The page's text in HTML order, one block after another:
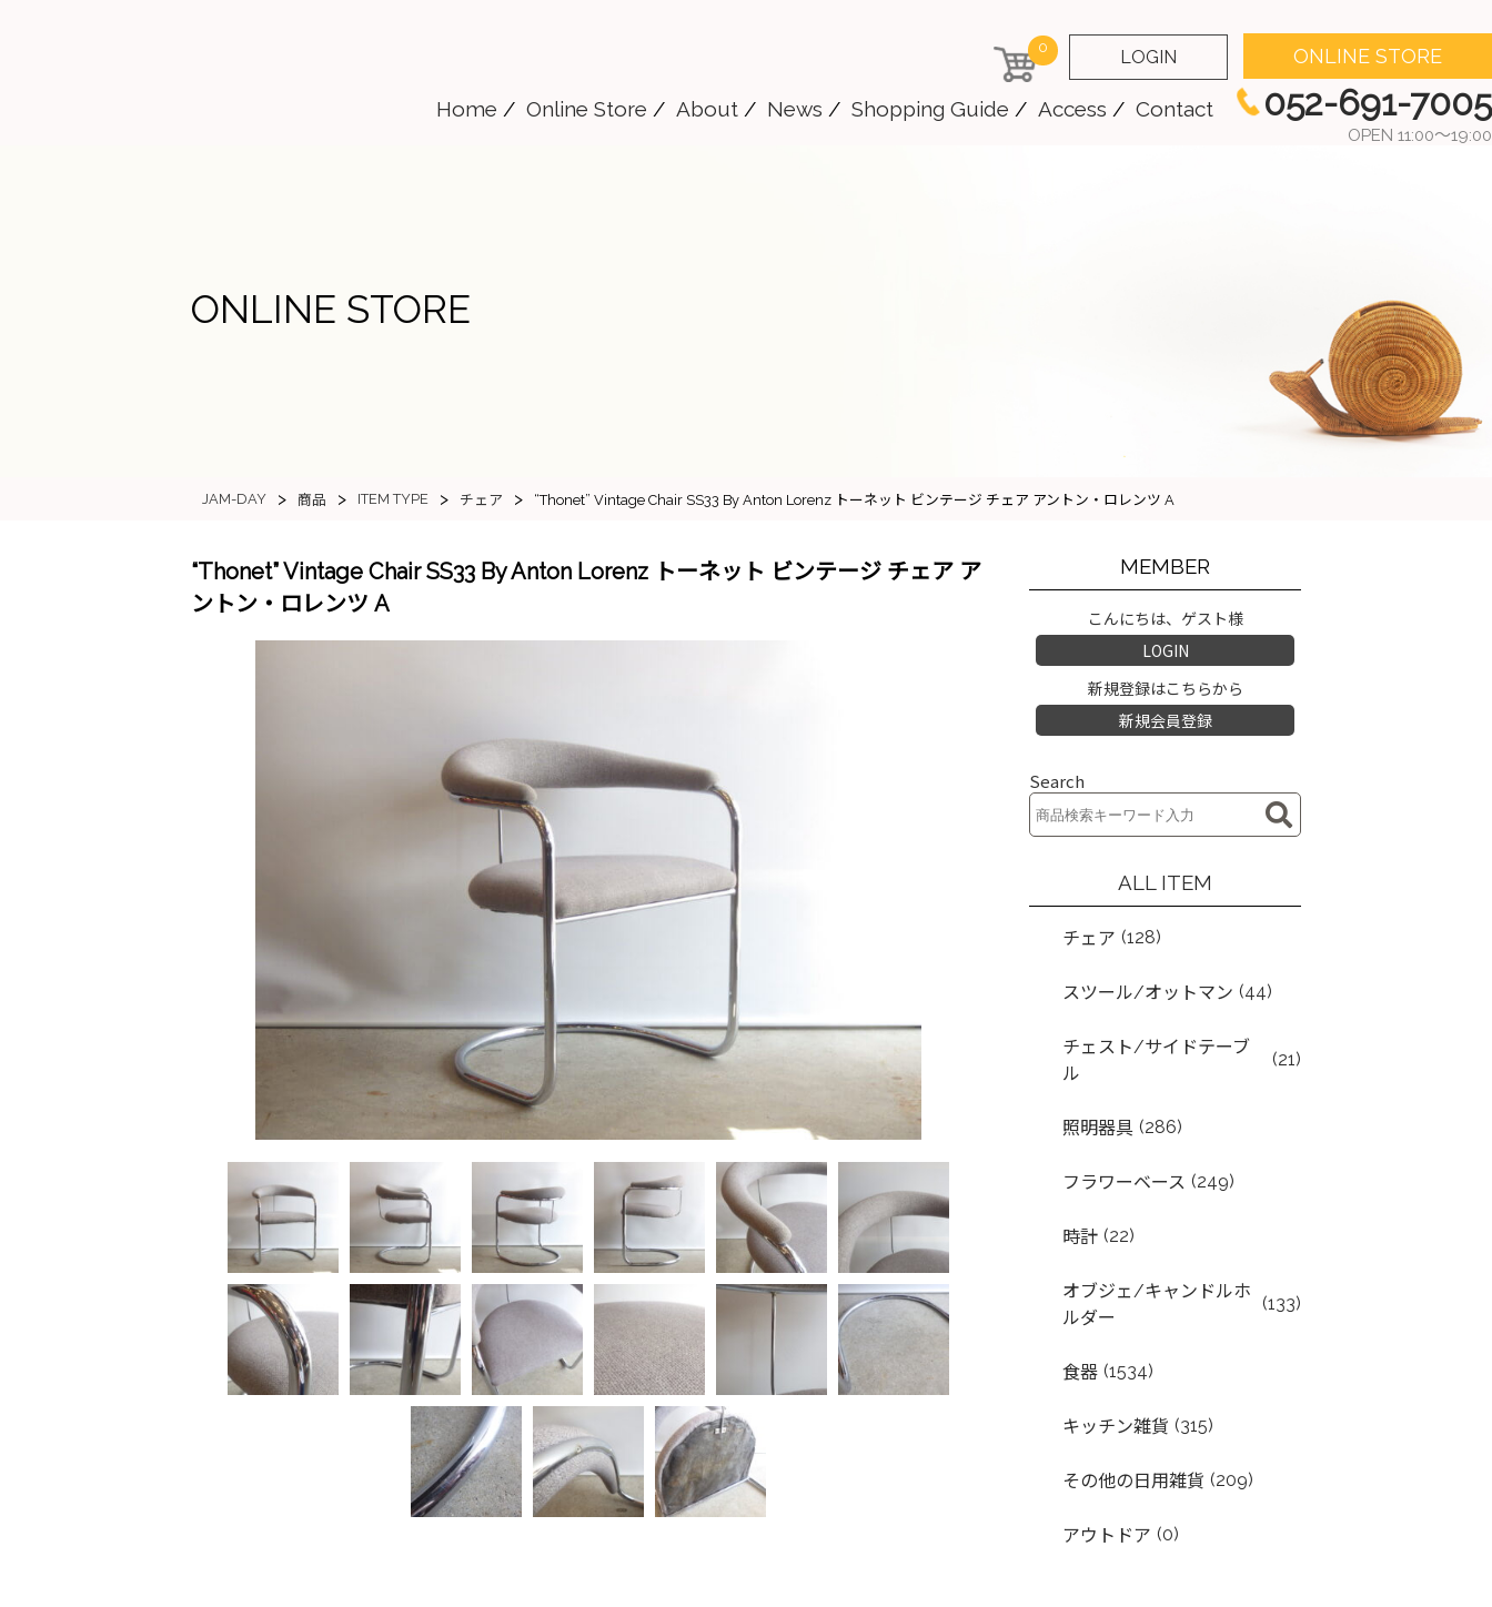
0 LOGIN ONLINE STORE
Home Online Store About News Shopping Guide Access Contact 052-691-7005
OPEN 11:00～19:00
ONLINE STORE
JAM-DAY > 商品 > ITEM TYPE > チェア > “Thonet” Vintage Chair SS33 By Anton Lorenz トーネット ビンテージ チェア アントン・ロレンツ A
“Thonet” Vintage Chair SS33 By Anton Lorenz トーネット ビンテージ チェア ア
ントン・ロレンツ A
MEMBER
こんにちは、ゲスト様
LOGIN
新規登録はこちらから
新規会員登録
Search
ALL ITEM
チェア (128)
スツール/オットマン (44)
チェスト/サイドテーブ
ル
(21)
照明器具 (286)
フラワーベース (249)
時計 (22)
オブジェ/キャンドルホ
ルダー
(133)
食器 (1534)
キッチン雑貨 (315)
その他の日用雑貨 (209)
アウトドア (0)